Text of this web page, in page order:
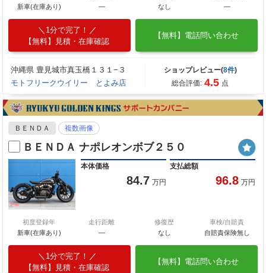
新車(在庫あり)
―
なし
―
1分で完了！
【無料】見積・在庫確認
【無料】電話問い合わせ
沖縄県 豊見城市真玉橋１３１−３
モトフリークウイリー とよみ店
ショップレビュー(8件)
総合評価: 4.5 点
ＢＥＮＤＡ 複数画像
ＢＥＮＤＡ ナポレオンボブ２５０
本体価格
84.7 万円
支払総額
96.8 万円
初度登録年
新車(在庫あり)
走行距離
―
修復歴
なし
車検/自賠責
自賠責保険無し
1分で完了！
【無料】見積・在庫確認
【無料】電話問い合わせ